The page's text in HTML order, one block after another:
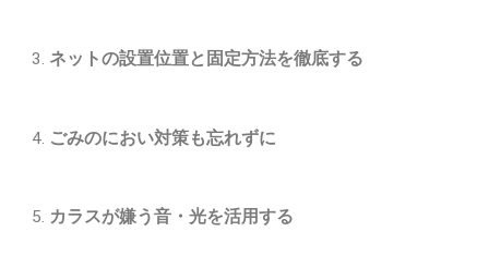
ネットの設置位置と固定方法を徹底する
ごみのにおい対策も忘れずに
カラスが嫌う音・光を活用する